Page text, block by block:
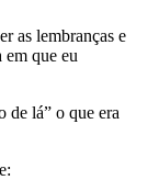
as lembranças e
em que eu
de lá” o que era